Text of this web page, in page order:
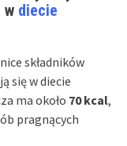
w diecie
składników
się w diecie
ma około 70 kcal,
pragnących